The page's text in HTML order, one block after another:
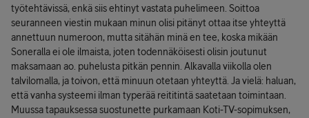
työtehtävissä, enkä siis ehtinyt vastata puhelimeen. Soittoa
seuranneen viestin mukaan minun olisi pitänyt ottaa itse yhteyttä
annettuun numeroon, mutta sitähän minä en tee, koska mikään
Soneralla ei ole ilmaista, joten todennäköisesti olisin joutunut
maksamaan ao. puhelusta pitkän pennin. Alkavalla viikolla olen
talvilomalla, ja toivon, että minuun otetaan yhteyttä. Ja vielä: haluan,
että vanha systeemi ilman typerää reititintä saatetaan toimintaan.
Muussa tapauksessa suostunette purkamaan Koti-TV-sopimuksen,